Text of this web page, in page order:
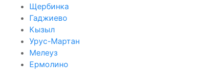
Щербинка
Гаджиево
Кызыл
Урус-Мартан
Мелеуз
Ермолино